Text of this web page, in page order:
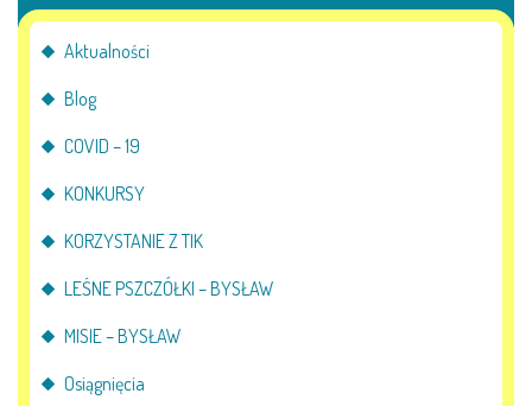
Aktualności
Blog
COVID – 19
KONKURSY
KORZYSTANIE Z TIK
LEŚNE PSZCZÓŁKI – BYSŁAW
MISIE – BYSŁAW
Osiągnięcia